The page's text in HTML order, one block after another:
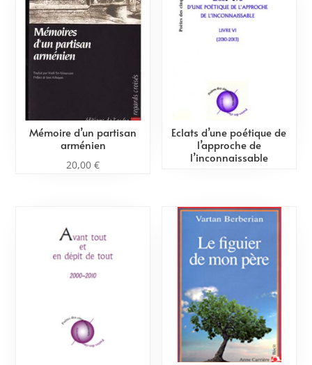
Mémoire d’un partisan
arménien
20,00€
Eclats d’une poétique de
l’approche de
l’inconnaissable